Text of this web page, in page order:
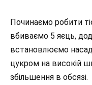
Починаємо робити
вбиваємо 5 яєць,
встановлюємо
цукром на високій
збільшення в обсязі.